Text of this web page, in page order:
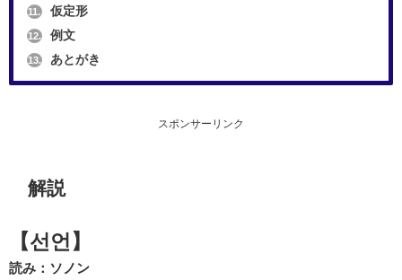
11. 仮定形
12. 例文
13. あとがき
スポンサーリンク
解説
【선언】
読み：ソノン